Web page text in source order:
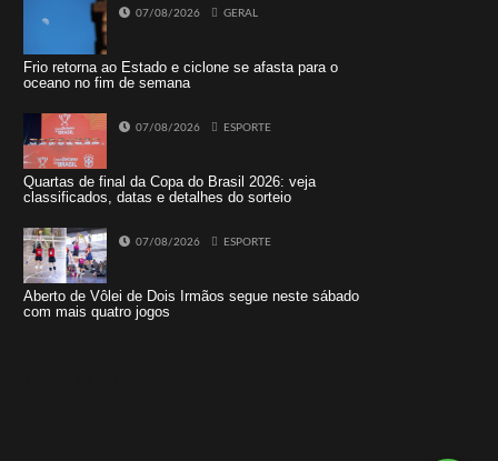
07/08/2026 GERAL
Frio retorna ao Estado e ciclone se afasta para o
oceano no fim de semana
07/08/2026 ESPORTE
Quartas de final da Copa do Brasil 2026: veja
classificados, datas e detalhes do sorteio
07/08/2026 ESPORTE
Aberto de Vôlei de Dois Irmãos segue neste sábado
com mais quatro jogos